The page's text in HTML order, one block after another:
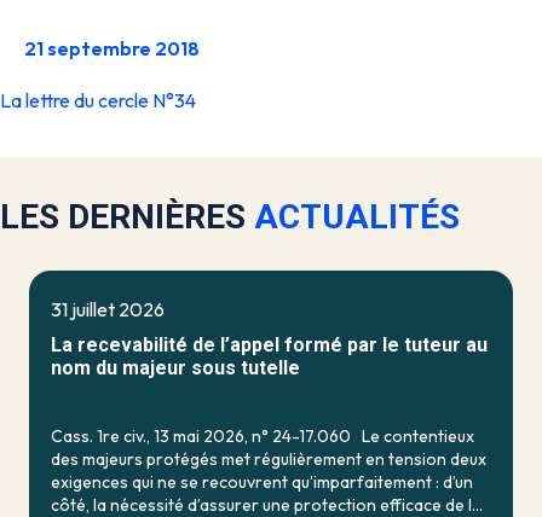
21 septembre 2018
La lettre du cercle N°34
LES DERNIÈRES ACTUALITÉS
31 juillet 2026
La recevabilité de l’appel formé par le tuteur au
nom du majeur sous tutelle
Cass. 1re civ., 13 mai 2026, n° 24-17.060 Le contentieux
des majeurs protégés met régulièrement en tension deux
exigences qui ne se recouvrent qu’imparfaitement : d’un
côté, la nécessité d’assurer une protection efficace de la